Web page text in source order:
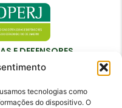
tecnologias como
do dispositivo. O
E DEFENSORES
JANEIRO